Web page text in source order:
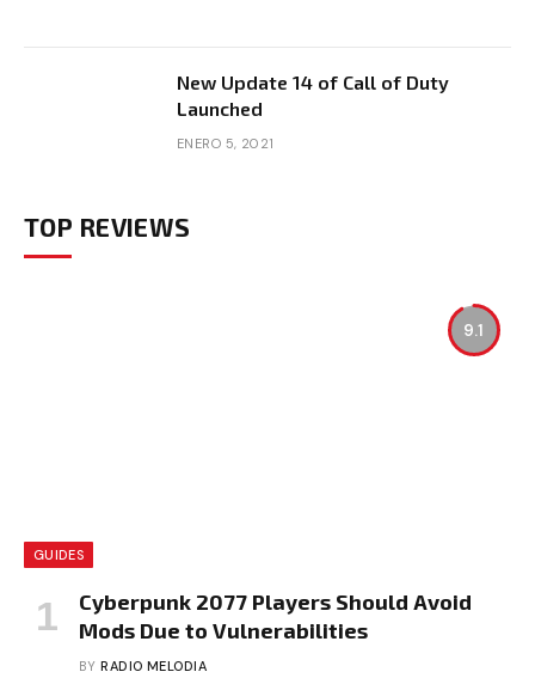
New Update 14 of Call of Duty
Launched
ENERO 5, 2021
TOP REVIEWS
9.1
GUIDES
Cyberpunk 2077 Players Should Avoid
Mods Due to Vulnerabilities
BY RADIO MELODIA